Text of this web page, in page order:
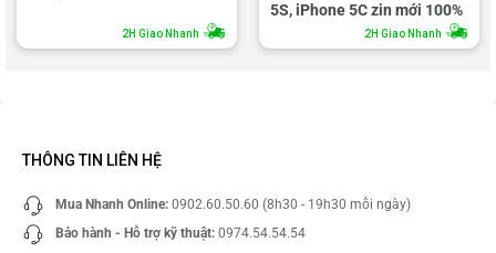
2H Giao Nhanh
5S, iPhone 5C zin mới 100%
2H Giao Nhanh
THÔNG TIN LIÊN HỆ
Mua Nhanh Online: 0902.60.50.60 (8h30 - 19h30 mỗi ngày)
Bảo hành - Hỗ trợ kỹ thuật: 0974.54.54.54